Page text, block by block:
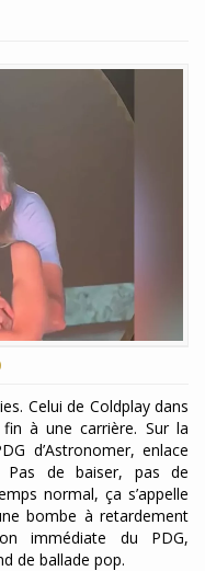
Celui de Coldplay dans
à une carrière. Sur la
d’Astronomer, enlace
Pas de baiser, pas de
normal, ça s’appelle
bombe à retardement
immédiate du PDG,
de ballade pop.